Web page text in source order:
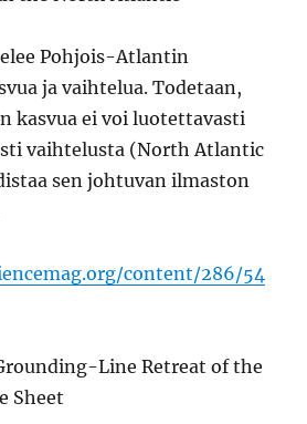
Pohjois-Atlantin
ja vaihtelua. Todetaan,
kasvua ei voi luotettavasti
vaihtelusta (North Atlantic
sen johtuvan ilmaston
content/286/54
Line Retreat of the
Sheet